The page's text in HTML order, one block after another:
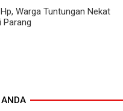
Warga Tuntungan Nekat
Parang